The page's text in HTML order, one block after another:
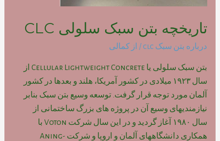
تاریخچه بتن سبک سلولی CLC
درباره بتن سبک clc / از کمالی
بتن سبک سلولی یا Cellular Lightweight Concrete از
سال ۱۹۲۳ میلادی در کشور آمریکا، هلند و بعدها در کشور
آلمان مورد توجه قرار گرفت. توسعه وسیع بتن سبک بنابر
نیازمندیهای وسیع آن در پروژه های بزرگ ساختمانی از
سال ۱۹۸۰ آغاز گردید و در این سال شرکت Voton با
همکاری دانشگاههای آلمان و اروپا و شرکت Aning-